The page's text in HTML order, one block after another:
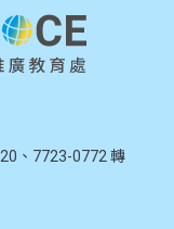
、7723-0772 轉